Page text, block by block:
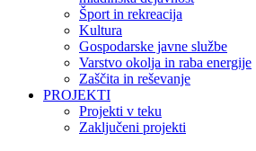
Šport in rekreacija
Kultura
Gospodarske javne službe
Varstvo okolja in raba energije
Zaščita in reševanje
PROJEKTI
Projekti v teku
Zaključeni projekti